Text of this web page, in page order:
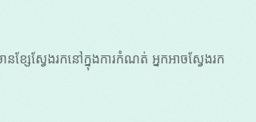
ស្វែងរកនៅក្នុងការកំណត់ អ្នកអាចស្វែងរក